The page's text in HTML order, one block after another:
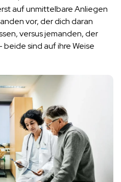
auf unmittelbare Anliegen
vor, der dich daran
versus jemanden, der
sind auf ihre Weise